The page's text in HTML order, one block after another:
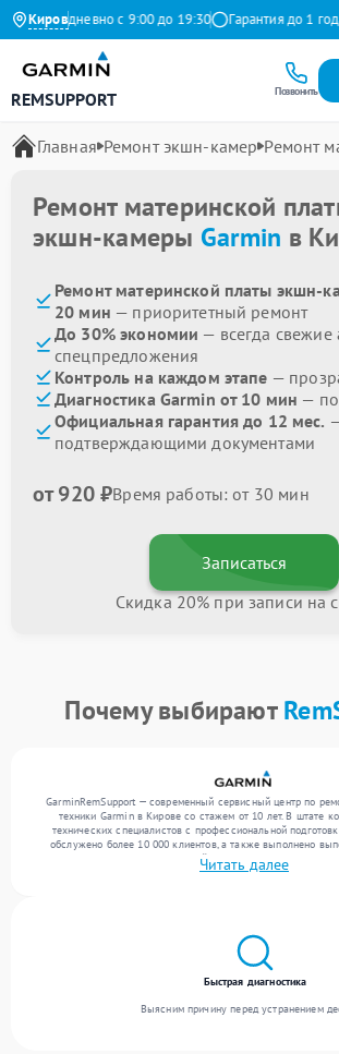
Киров
Ежедневно с 9:00 до 19:30 Гарантия до 1 года
REMSUPPORT Позвонить
Главная Ремонт экшн-камер Ремонт
Ремонт материнской
экшн-камеры Garmin в
Ремонт материнской платы экшн-
20 мин — приоритетный ремонт
До 30% экономии — всегда свежие
спецпредложения
Контроль на каждом этапе —
Диагностика Garmin от 10 мин —
Официальная гарантия до 12 мес.
подтверждающими документами
от 920 ₽Время работы: от 30 мин
Записаться
Скидка 20% при записи на
Почему выбирают
GarminRemSupport — современный сервисный центр по
техники Garmin в Кирове со стажем от 10 лет. В штате
технических специалистов с профессиональной
обслужено более 10 000 клиентов, а также выполнено
ремонтов. Ежемесячно в сервисный центр поступает более
. Мы беремся за задачи любой сложности и предлагаем
Читать далее
Быстрая диагностика
Выясним причину перед устранением